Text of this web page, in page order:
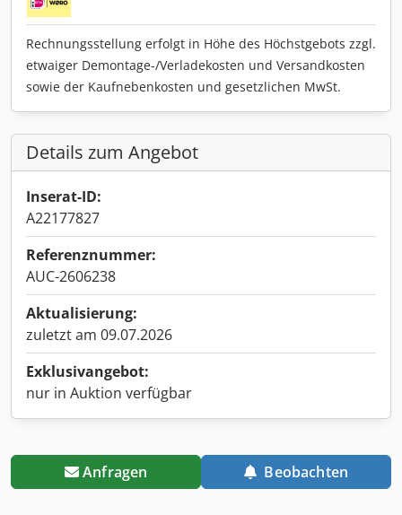
Rechnungsstellung erfolgt in Höhe des Höchstgebots zzgl.
etwaiger Demontage-/Verladekosten und Versandkosten
sowie der Kaufnebenkosten und gesetzlichen MwSt.
Details zum Angebot
Inserat-ID:
A22177827
Referenznummer:
AUC-2606238
Aktualisierung:
zuletzt am 09.07.2026
Exklusivangebot:
nur in Auktion verfügbar
Anfragen Beobachten